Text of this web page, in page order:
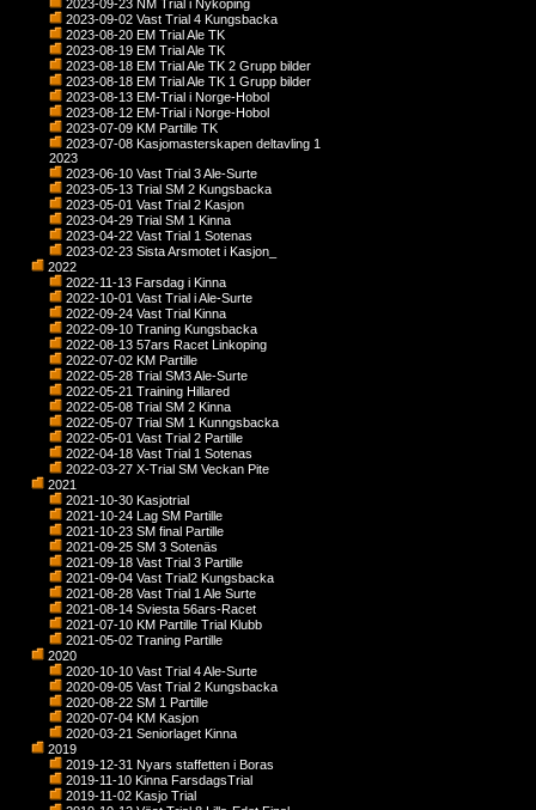
2023-09-23 NM Trial i Nykoping
2023-09-02 Vast Trial 4 Kungsbacka
2023-08-20 EM Trial Ale TK
2023-08-19 EM Trial Ale TK
2023-08-18 EM Trial Ale TK 2 Grupp bilder
2023-08-18 EM Trial Ale TK 1 Grupp bilder
2023-08-13 EM-Trial i Norge-Hobol
2023-08-12 EM-Trial i Norge-Hobol
2023-07-09 KM Partille TK
2023-07-08 Kasjomasterskapen deltavling 1
2023
2023-06-10 Vast Trial 3 Ale-Surte
2023-05-13 Trial SM 2 Kungsbacka
2023-05-01 Vast Trial 2 Kasjon
2023-04-29 Trial SM 1 Kinna
2023-04-22 Vast Trial 1 Sotenas
2023-02-23 Sista Arsmotet i Kasjon_
2022
2022-11-13 Farsdag i Kinna
2022-10-01 Vast Trial i Ale-Surte
2022-09-24 Vast Trial Kinna
2022-09-10 Traning Kungsbacka
2022-08-13 57ars Racet Linkoping
2022-07-02 KM Partille
2022-05-28 Trial SM3 Ale-Surte
2022-05-21 Training Hillared
2022-05-08 Trial SM 2 Kinna
2022-05-07 Trial SM 1 Kunngsbacka
2022-05-01 Vast Trial 2 Partille
2022-04-18 Vast Trial 1 Sotenas
2022-03-27 X-Trial SM Veckan Pite
2021
2021-10-30 Kasjotrial
2021-10-24 Lag SM Partille
2021-10-23 SM final Partille
2021-09-25 SM 3 Sotenäs
2021-09-18 Vast Trial 3 Partille
2021-09-04 Vast Trial2 Kungsbacka
2021-08-28 Vast Trial 1 Ale Surte
2021-08-14 Sviesta 56ars-Racet
2021-07-10 KM Partille Trial Klubb
2021-05-02 Traning Partille
2020
2020-10-10 Vast Trial 4 Ale-Surte
2020-09-05 Vast Trial 2 Kungsbacka
2020-08-22 SM 1 Partille
2020-07-04 KM Kasjon
2020-03-21 Seniorlaget Kinna
2019
2019-12-31 Nyars staffetten i Boras
2019-11-10 Kinna FarsdagsTrial
2019-11-02 Kasjo Trial